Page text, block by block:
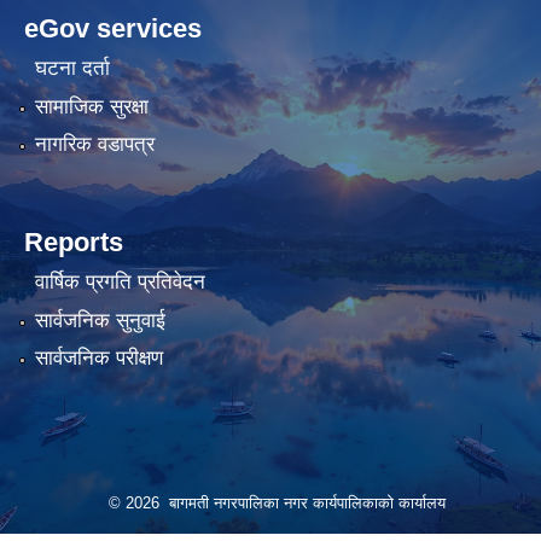
bahis
siteleri
bahis
siteleri
eGov services
घटना दर्ता
सामाजिक सुरक्षा
नागरिक वडापत्र
Reports
वार्षिक प्रगति प्रतिवेदन
सार्वजनिक सुनुवाई
सार्वजनिक परीक्षण
© 2026 बागमती नगरपालिका नगर कार्यपालिकाको कार्यालय